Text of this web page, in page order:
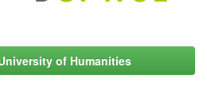
of Humanities